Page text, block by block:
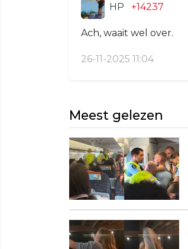
HP +14237
Ach, waait wel over.
26-11-2025 11:04
Meest gelezen